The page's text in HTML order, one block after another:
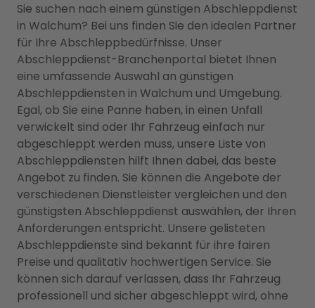
Sie suchen nach einem günstigen Abschleppdienst
in Walchum? Bei uns finden Sie den idealen Partner
für Ihre Abschleppbedürfnisse. Unser
Abschleppdienst-Branchenportal bietet Ihnen
eine umfassende Auswahl an günstigen
Abschleppdiensten in Walchum und Umgebung.
Egal, ob Sie eine Panne haben, in einen Unfall
verwickelt sind oder Ihr Fahrzeug einfach nur
abgeschleppt werden muss, unsere Liste von
Abschleppdiensten hilft Ihnen dabei, das beste
Angebot zu finden. Sie können die Angebote der
verschiedenen Dienstleister vergleichen und den
günstigsten Abschleppdienst auswählen, der Ihren
Anforderungen entspricht. Unsere gelisteten
Abschleppdienste sind bekannt für ihre fairen
Preise und qualitativ hochwertigen Service. Sie
können sich darauf verlassen, dass Ihr Fahrzeug
professionell und sicher abgeschleppt wird, ohne